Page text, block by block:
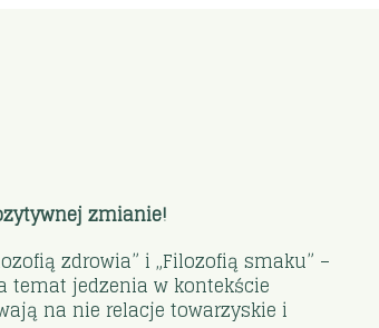
zmianie!
zdrowia” i „Filozofią smaku” –
temat jedzenia w kontekście
na nie relacje towarzyskie i